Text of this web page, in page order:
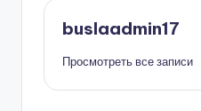
buslaadmin17
Просмотреть все записи